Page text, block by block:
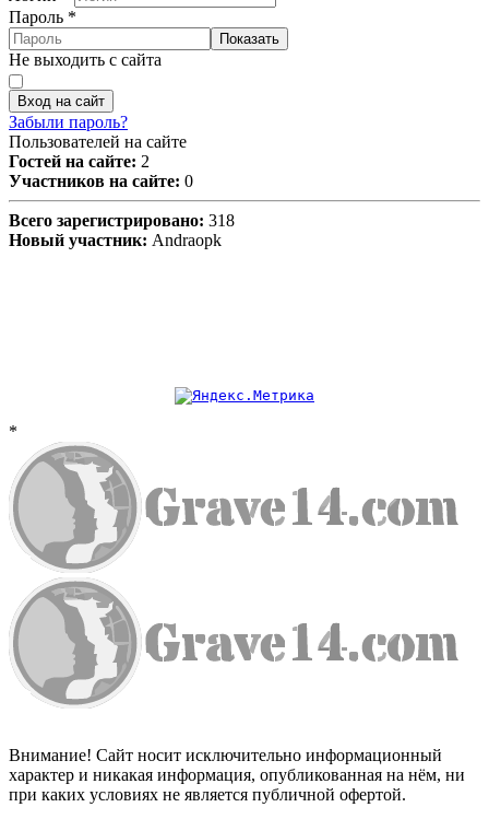
Пароль *
Показать
Не выходить с сайта
Вход на сайт
Забыли пароль?
Пользователей на сайте
Гостей на сайте: 2
Участников на сайте: 0
Всего зарегистрировано: 318
Новый участник: Andraopk
*
Внимание! Сайт носит исключительно информационный
характер и никакая информация, опубликованная на нём, ни
при каких условиях не является публичной офертой.